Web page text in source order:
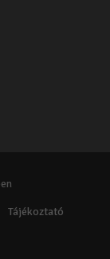
Tájékoztató